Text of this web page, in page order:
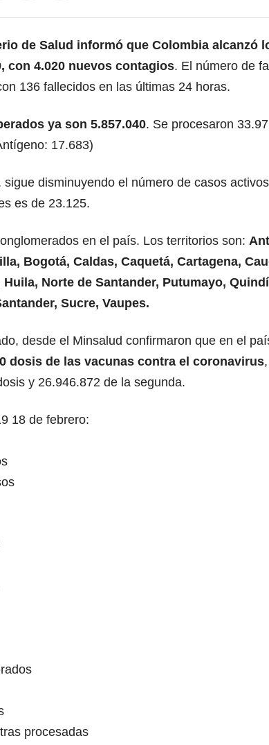
de Salud informó que Colombia alcanzó
con 4.020 nuevos contagios. El número de
136 fallecidos en las últimas 24 horas.
ya son 5.857.040. Se procesaron
17.683)
sigue disminuyendo el número de casos
es de 23.125.
en el país. Los territorios son:
Bogotá, Caldas, Caquetá, Cartagena,
Huila, Norte de Santander, Putumayo,
Sucre, Vaupes.
desde el Minsalud confirmaron que en el
dosis de las vacunas contra el coronavirus
y 26.946.872 de la segunda.
18 de febrero:
procesadas